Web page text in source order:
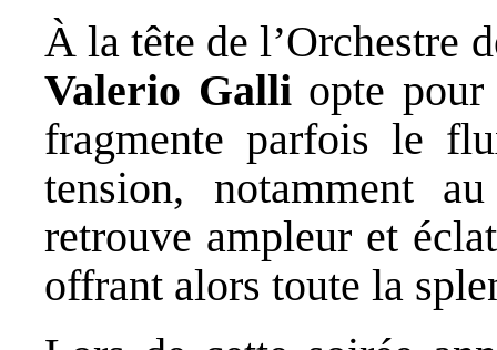
À la tête de l’Orchestre
Valerio Galliopte pour
fragmente parfois le
tension, notamment
retrouve ampleur et
offrant alors toute la